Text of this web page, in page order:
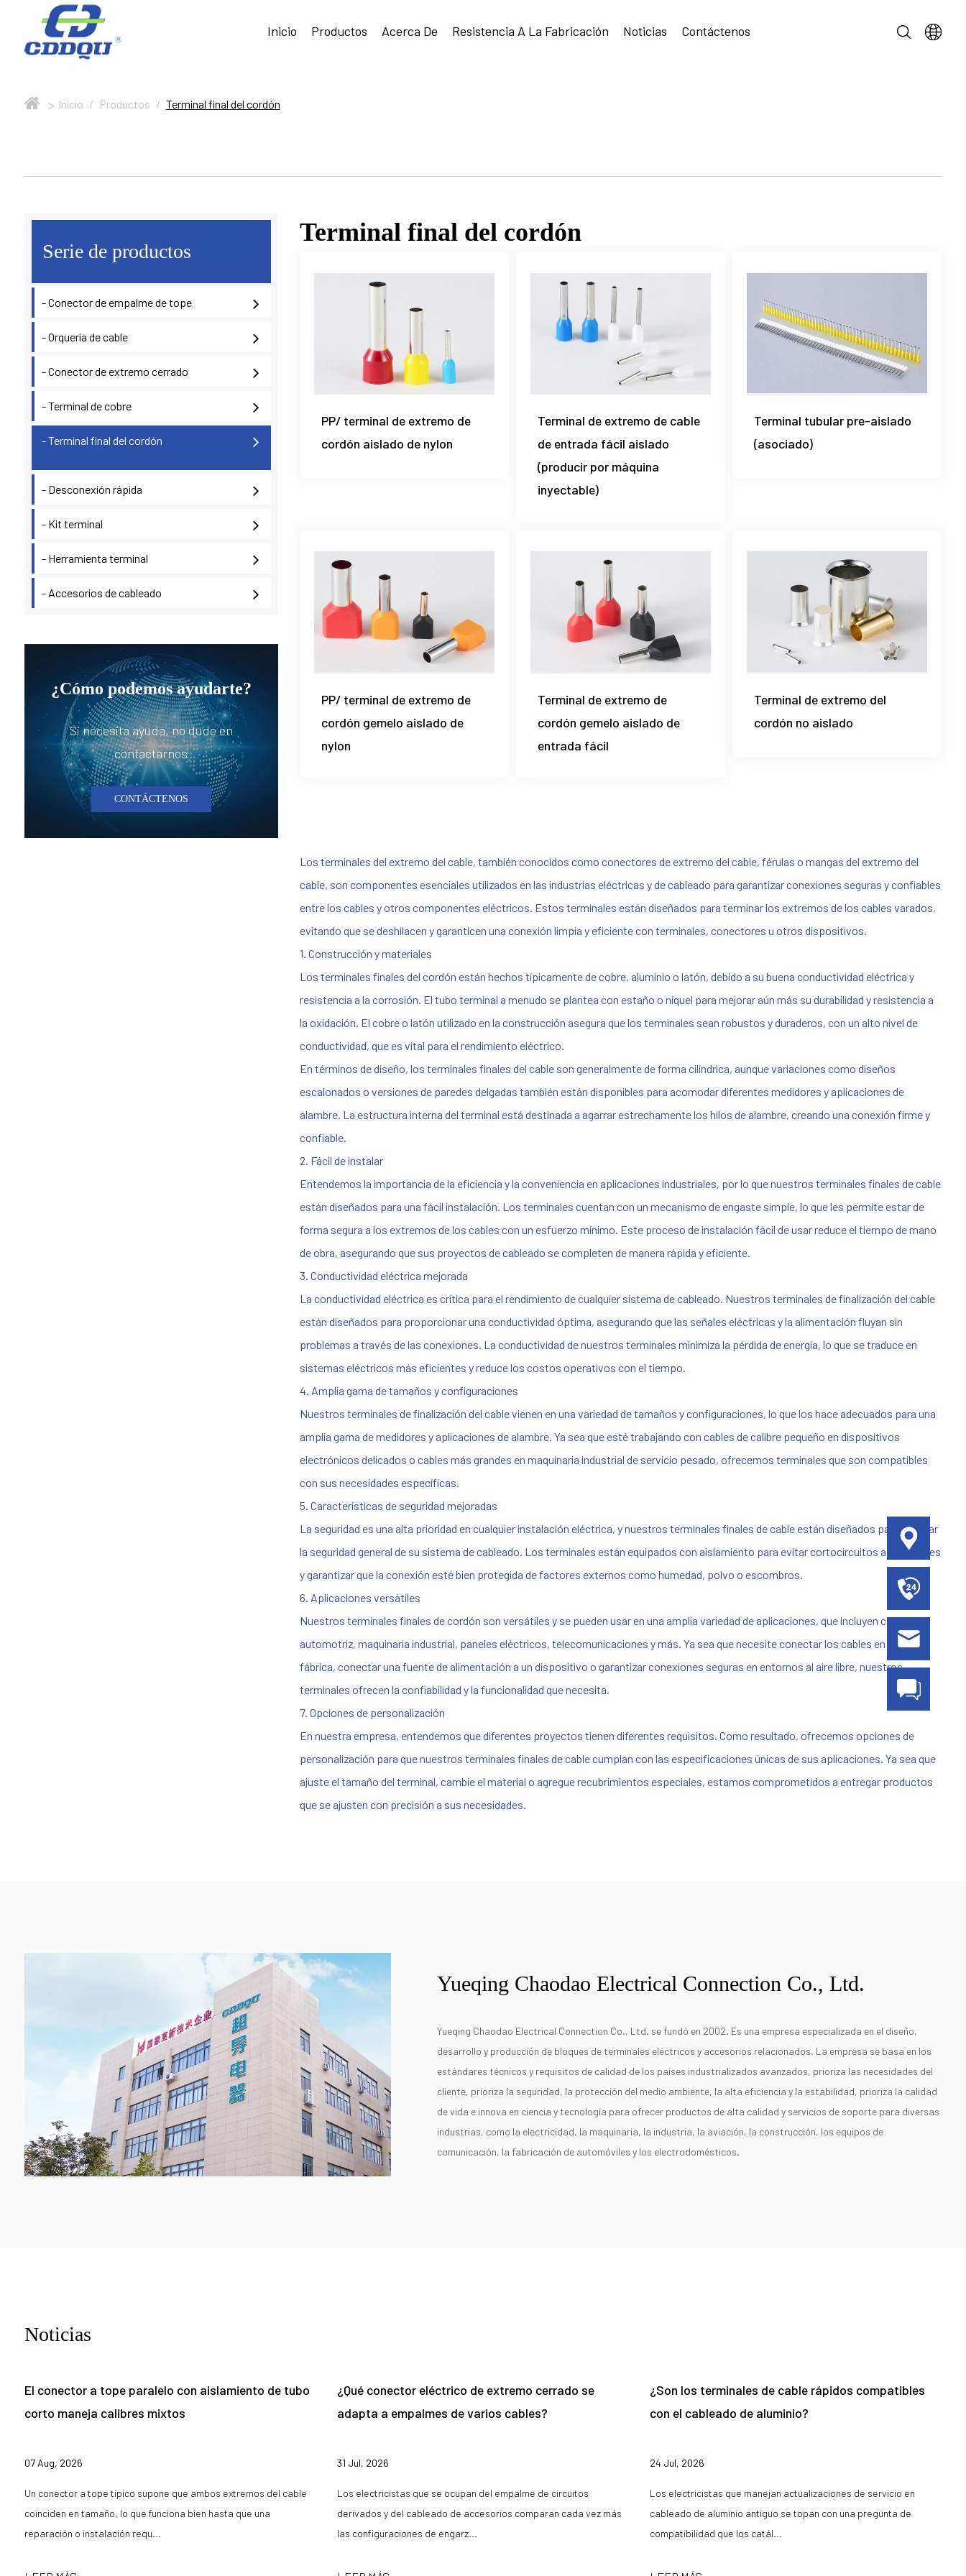
Inicio Productos Acerca De Resistencia A La Fabricación Noticias Contáctenos
> Inicio / Productos / Terminal final del cordón
Serie de productos
- Conector de empalme de tope
- Orquería de cable
- Conector de extremo cerrado
- Terminal de cobre
- Terminal final del cordón
- Desconexión rápida
- Kit terminal
- Herramienta terminal
- Accesorios de cableado
¿Cómo podemos ayudarte?
Si necesita ayuda, no dude en
contactarnos
CONTÁCTENOS
Terminal final del cordón
PP/ terminal de extremo de
cordón aislado de nylon
Terminal de extremo de cable
de entrada fácil aislado
(producir por máquina
inyectable)
Terminal tubular pre-aislado
(asociado)
PP/ terminal de extremo de
cordón gemelo aislado de
nylon
Terminal de extremo de
cordón gemelo aislado de
entrada fácil
Terminal de extremo del
cordón no aislado
Los terminales del extremo del cable, también conocidos como conectores de extremo del cable, férulas o mangas del extremo del
cable, son componentes esenciales utilizados en las industrias eléctricas y de cableado para garantizar conexiones seguras y confiables
entre los cables y otros componentes eléctricos. Estos terminales están diseñados para terminar los extremos de los cables varados,
evitando que se deshilacen y garanticen una conexión limpia y eficiente con terminales, conectores u otros dispositivos.
1. Construcción y materiales
Los terminales finales del cordón están hechos típicamente de cobre, aluminio o latón, debido a su buena conductividad eléctrica y
resistencia a la corrosión. El tubo terminal a menudo se plantea con estaño o níquel para mejorar aún más su durabilidad y resistencia a
la oxidación. El cobre o latón utilizado en la construcción asegura que los terminales sean robustos y duraderos, con un alto nivel de
conductividad, que es vital para el rendimiento eléctrico.
En términos de diseño, los terminales finales del cable son generalmente de forma cilíndrica, aunque variaciones como diseños
escalonados o versiones de paredes delgadas también están disponibles para acomodar diferentes medidores y aplicaciones de
alambre. La estructura interna del terminal está destinada a agarrar estrechamente los hilos de alambre, creando una conexión firme y
confiable.
2. Fácil de instalar
Entendemos la importancia de la eficiencia y la conveniencia en aplicaciones industriales, por lo que nuestros terminales finales de cable
están diseñados para una fácil instalación. Los terminales cuentan con un mecanismo de engaste simple, lo que les permite estar de
forma segura a los extremos de los cables con un esfuerzo mínimo. Este proceso de instalación fácil de usar reduce el tiempo de mano
de obra, asegurando que sus proyectos de cableado se completen de manera rápida y eficiente.
3. Conductividad eléctrica mejorada
La conductividad eléctrica es crítica para el rendimiento de cualquier sistema de cableado. Nuestros terminales de finalización del cable
están diseñados para proporcionar una conductividad óptima, asegurando que las señales eléctricas y la alimentación fluyan sin
problemas a través de las conexiones. La conductividad de nuestros terminales minimiza la pérdida de energía, lo que se traduce en
sistemas eléctricos más eficientes y reduce los costos operativos con el tiempo.
4. Amplia gama de tamaños y configuraciones
Nuestros terminales de finalización del cable vienen en una variedad de tamaños y configuraciones, lo que los hace adecuados para una
amplia gama de medidores y aplicaciones de alambre. Ya sea que esté trabajando con cables de calibre pequeño en dispositivos
electrónicos delicados o cables más grandes en maquinaria industrial de servicio pesado, ofrecemos terminales que son compatibles
con sus necesidades específicas.
5. Características de seguridad mejoradas
La seguridad es una alta prioridad en cualquier instalación eléctrica, y nuestros terminales finales de cable están diseñados para mejorar
la seguridad general de su sistema de cableado. Los terminales están equipados con aislamiento para evitar cortocircuitos accidentales
y garantizar que la conexión esté bien protegida de factores externos como humedad, polvo o escombros.
6. Aplicaciones versátiles
Nuestros terminales finales de cordón son versátiles y se pueden usar en una amplia variedad de aplicaciones, que incluyen cableado
automotriz, maquinaria industrial, paneles eléctricos, telecomunicaciones y más. Ya sea que necesite conectar los cables en una
fábrica, conectar una fuente de alimentación a un dispositivo o garantizar conexiones seguras en entornos al aire libre, nuestros
terminales ofrecen la confiabilidad y la funcionalidad que necesita.
7. Opciones de personalización
En nuestra empresa, entendemos que diferentes proyectos tienen diferentes requisitos. Como resultado, ofrecemos opciones de
personalización para que nuestros terminales finales de cable cumplan con las especificaciones únicas de sus aplicaciones. Ya sea que
ajuste el tamaño del terminal, cambie el material o agregue recubrimientos especiales, estamos comprometidos a entregar productos
que se ajusten con precisión a sus necesidades.
Yueqing Chaodao Electrical Connection Co., Ltd.
Yueqing Chaodao Electrical Connection Co., Ltd. se fundó en 2002. Es una empresa especializada en el diseño,
desarrollo y producción de bloques de terminales eléctricos y accesorios relacionados. La empresa se basa en los
estándares técnicos y requisitos de calidad de los países industrializados avanzados, prioriza las necesidades del
cliente, prioriza la seguridad, la protección del medio ambiente, la alta eficiencia y la estabilidad, prioriza la calidad
de vida e innova en ciencia y tecnología para ofrecer productos de alta calidad y servicios de soporte para diversas
industrias, como la electricidad, la maquinaria, la industria, la aviación, la construcción, los equipos de
comunicación, la fabricación de automóviles y los electrodomésticos.
Noticias
El conector a tope paralelo con aislamiento de tubo
corto maneja calibres mixtos
07 Aug, 2026
Un conector a tope típico supone que ambos extremos del cable
coinciden en tamaño, lo que funciona bien hasta que una
reparación o instalación requ...
¿Qué conector eléctrico de extremo cerrado se
adapta a empalmes de varios cables?
31 Jul, 2026
Los electricistas que se ocupan del empalme de circuitos
derivados y del cableado de accesorios comparan cada vez más
las configuraciones de engarz...
¿Son los terminales de cable rápidos compatibles
con el cableado de aluminio?
24 Jul, 2026
Los electricistas que manejan actualizaciones de servicio en
cableado de aluminio antiguo se topan con una pregunta de
compatibilidad que los catál...